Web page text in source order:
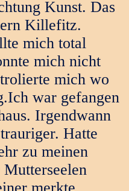
Kunst. Das
Killefitz.
mich total
mich nicht
mich wo
war gefangen
Irgendwann
Hatte
zu meinen